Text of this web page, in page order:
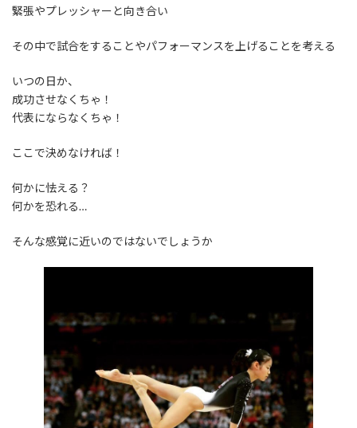
緊張やプレッシャーと向き合い
その中で試合をすることやパフォーマンスを上げることを考える
いつの日か、
成功させなくちゃ！
代表にならなくちゃ！
ここで決めなければ！
何かに怯える？
何かを恐れる…
そんな感覚に近いのではないでしょうか